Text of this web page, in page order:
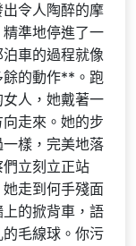
令人陶醉的摩
準地停進了一
車的過程就像
餘的動作**。跑
人，她戴著一
走來。她的步
樣，完美地落
立刻立正站
走到何手殘面
的掀背車，語
毛線球。你污